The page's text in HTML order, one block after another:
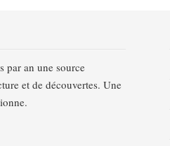
par an une source
et de découvertes. Une